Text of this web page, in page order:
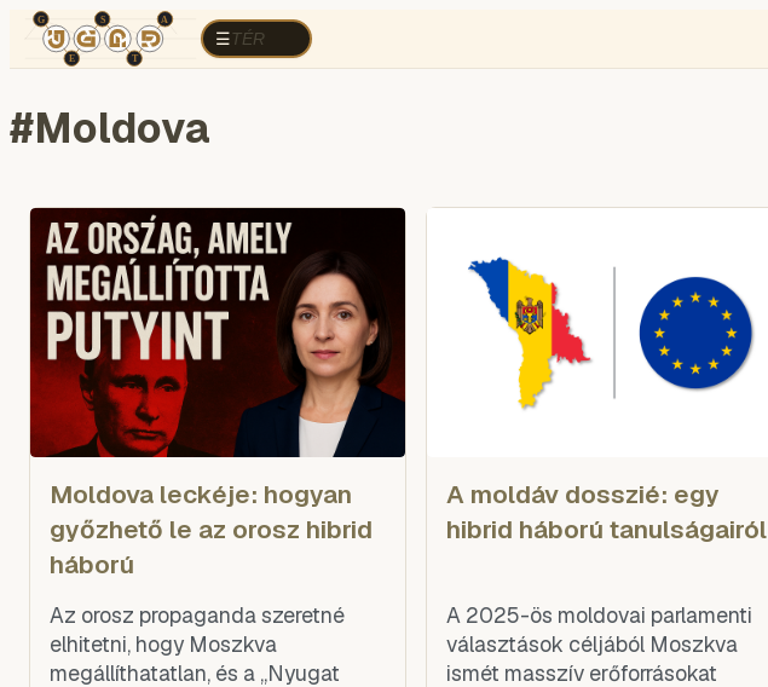
☰TÉR
TÉRELEMZÉS
#Moldova
Moldova leckéje: hogyan
győzhető le az orosz hibrid
háború
Az orosz propaganda szeretné
elhitetni, hogy Moszkva
megállíthatatlan, és a „Nyugat
A moldáv dosszié: egy
hibrid háború tanulságairól
A 2025-ös moldovai parlamenti
választások céljából Moszkva
ismét masszív erőforrásokat